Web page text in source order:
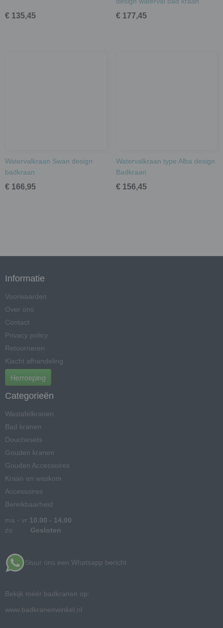
€ 135,45 € 177,45
Watervalkraan Swan design
badkraan
€ 166,95
Watervalkraan type Alba design
Badkraan
€ 156,45
Informatie
Voorwaarden
Over ons
Contact
Privacy policy
Retourneren
Klacht afhandeling
Herroeping
Categorieën
Wastafelkranen
Bad kranen
Douchesets
Gouden kranen
Gouden Accessoires
Kraan en waskom
Accessoires
Bereikbaarheid:
ma - vr 10.00 - 14.00
zo Gesloten
Stuur ons een Whatsapp bericht
Bekijk méér badkranen op:
www.badkranenwinkel.nl